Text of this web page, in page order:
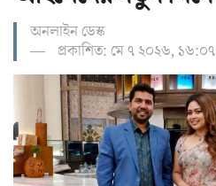
অনলাইন ডেস্ক
প্রকাশিত: মে ৭ ২০২৬,